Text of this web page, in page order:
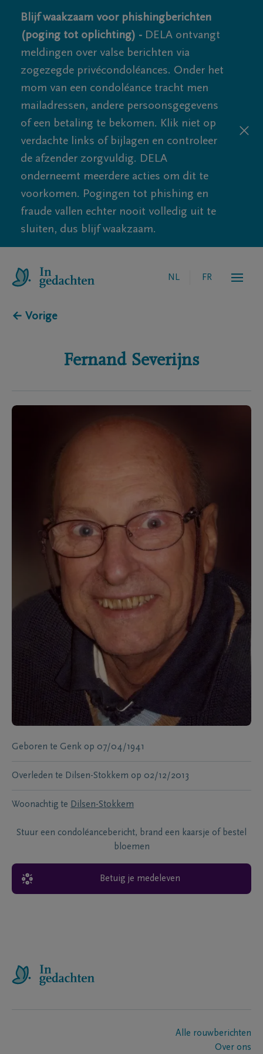
Blijf waakzaam voor phishingberichten
(poging tot oplichting) - DELA ontvangt
meldingen over valse berichten via
zogezegde privécondoléances. Onder het
mom van een condoléance tracht men
mailadressen, andere persoonsgegevens
of een betaling te bekomen. Klik niet op
verdachte links of bijlagen en controleer
de afzender zorgvuldig. DELA
onderneemt meerdere acties om dit te
voorkomen. Pogingen tot phishing en
fraude vallen echter nooit volledig uit te
sluiten, dus blijf waakzaam.
NL FR
← Vorige
Fernand Severijns
Geboren te Genk op 07/04/1941
Overleden te Dilsen-Stokkem op 02/12/2013
Woonachtig te Dilsen-Stokkem
Stuur een condoléancebericht, brand een kaarsje of bestel
bloemen
Betuig je medeleven
Alle rouwberichten
Over ons